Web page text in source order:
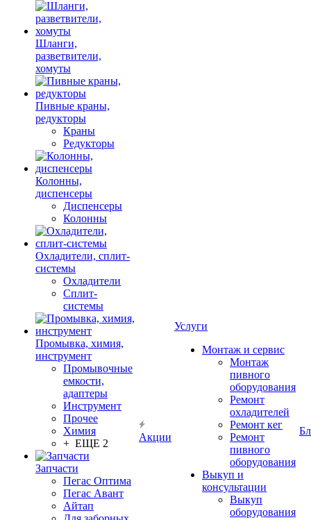
Шланги,
разветвители,
хомуты
Пивные краны,
редукторы
Краны
Редукторы
Колонны,
диспенсеры
Диспенсеры
Колонны
Охладители, сплит-
системы
Охладители
Сплит-
системы
Промывка, химия,
инструмент
Промывочные
емкости,
адаптеры
Инструмент
Прочее
Химия
+ ЕЩЕ 2
Запчасти
Пегас Оптима
Пегас Авант
Айтап
Акции
Услуги
Монтаж и сервис
Монтаж
пивного
оборудования
Ремонт
охладителей
Ремонт кег
Ремонт
пивного
оборудования
Выкуп и
консультации
Выкуп
оборудования